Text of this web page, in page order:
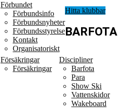
Förbundet
Förbundsinfo
Förbundsnyheter
Förbundsstyrelse
Kontakt
Organisatoriskt
Försäkringar
Försäkringar
Discipliner
Barfota
Para
Show Ski
Vattenskidor
Wakeboard
Hitta klubbar
BARFOTA